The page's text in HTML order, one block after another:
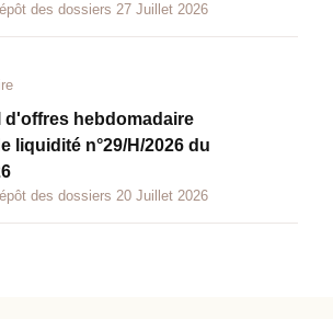
des dossiers 27 Juillet 2026
d'offres hebdomadaire
liquidité n°29/H/2026 du
des dossiers 20 Juillet 2026